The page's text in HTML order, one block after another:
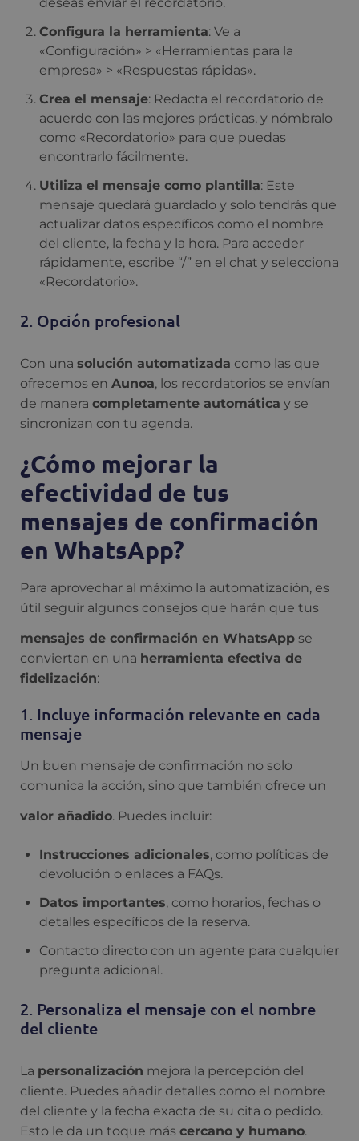
deseas enviar el recordatorio.
Configura la herramienta: Ve a
«Configuración» > «Herramientas para la
empresa» > «Respuestas rápidas».
Crea el mensaje: Redacta el recordatorio de
acuerdo con las mejores prácticas, y nómbralo
como «Recordatorio» para que puedas
encontrarlo fácilmente.
Utiliza el mensaje como plantilla: Este
mensaje quedará guardado y solo tendrás que
actualizar datos específicos como el nombre
del cliente, la fecha y la hora. Para acceder
rápidamente, escribe “/” en el chat y selecciona
«Recordatorio».
2. Opción profesional
Con una solución automatizada como las que
ofrecemos en Aunoa, los recordatorios se envían
de manera completamente automática y se
sincronizan con tu agenda.
¿Cómo mejorar la
efectividad de tus
mensajes de confirmación
en WhatsApp?
Para aprovechar al máximo la automatización, es
útil seguir algunos consejos que harán que tus
mensajes de confirmación en WhatsApp se
conviertan en una herramienta efectiva de
fidelización:
1. Incluye información relevante en cada
mensaje
Un buen mensaje de confirmación no solo
comunica la acción, sino que también ofrece un
valor añadido. Puedes incluir:
Instrucciones adicionales, como políticas de
devolución o enlaces a FAQs.
Datos importantes, como horarios, fechas o
detalles específicos de la reserva.
Contacto directo con un agente para cualquier
pregunta adicional.
2. Personaliza el mensaje con el nombre
del cliente
La personalización mejora la percepción del
cliente. Puedes añadir detalles como el nombre
del cliente y la fecha exacta de su cita o pedido.
Esto le da un toque más cercano y humano.